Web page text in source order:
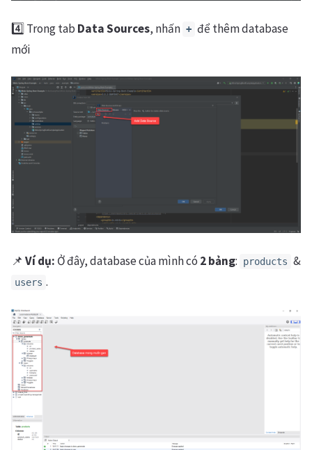
4️⃣ Trong tab Data Sources, nhấn + để thêm database
mới
📌 Ví dụ: Ở đây, database của mình có 2 bảng: products &
users .